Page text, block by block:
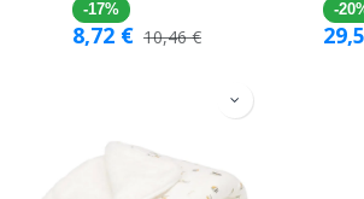
-17%
8,72 € 10,46€
-